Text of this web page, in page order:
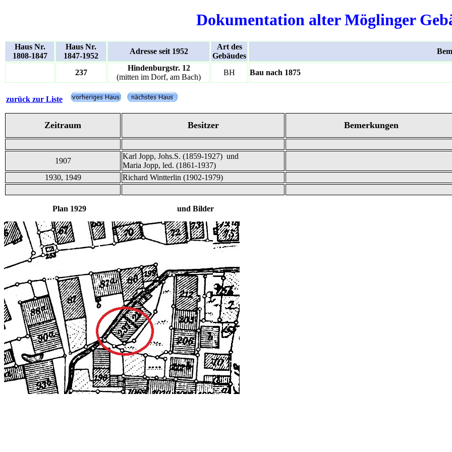
Dokumentation alter Möglinger
Haus Nr.
1808-1847
Haus Nr.
1847-1952
Adresse seit 1952
Art des
Gebäudes
237
Hindenburgstr. 12
(mitten im Dorf, am Bach)
BH Bau nach 1875
zurück zur Liste
Zeitraum Besitzer Bemerkungen
1907
Karl Jopp, Johs.S. (1859-1927) und
Maria Jopp, led. (1861-1937)
1930, 1949
Richard Wintterlin (1902-1979)
Plan 1929 und Bilder